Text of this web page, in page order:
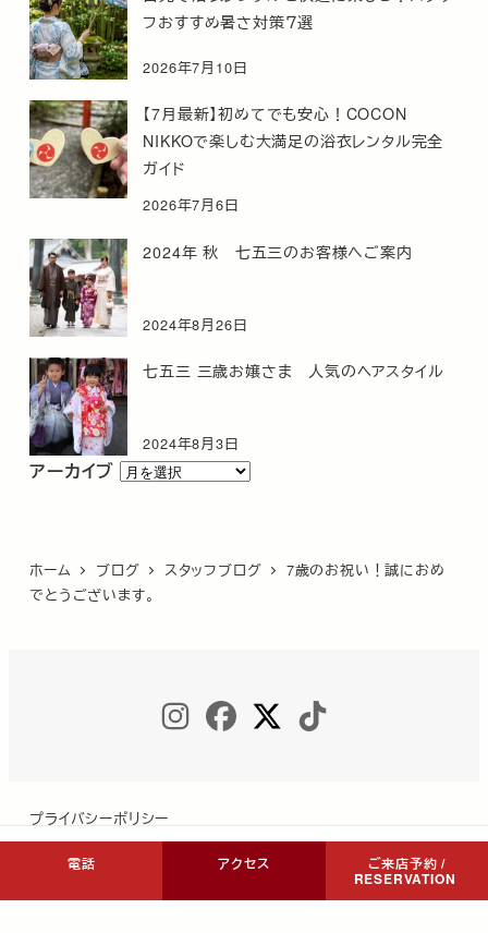
フおすすめ暑さ対策７選
2026年7月10日
【7月最新】初めてでも安心！COCON
NIKKOで楽しむ大満足の浴衣レンタル完全
ガイド
2026年7月6日
2024年 秋 七五三のお客様へご案内
2024年8月26日
七五三 三歳お嬢さま 人気のヘアスタイル
2024年8月3日
アーカイブ ア
ブ
ホーム ブログ スタッフブログ
7歳のお祝い！誠におめ
でとうございます。
INSTAGRAM
FACEBOOK
TWITTER
プライバシーポリシー
Copyright © COCON NIKKO All Rights Reserved.
電話 アクセス ご来店予約 /
RESERVATION